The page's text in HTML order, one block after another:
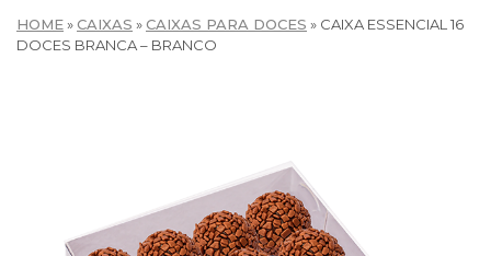
HOME»CAIXAS »CAIXAS PARA DOCES » CAIXA ESSENCIAL 16
DOCES BRANCA – BRANCO